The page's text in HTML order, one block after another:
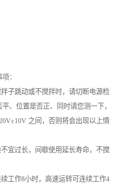
：
子跳动或不搅拌时，请切断电源检
、位置是否正、同时请您测一下，
之间，否则将会出现以上情
宜过长，间歇使用延长寿命，不搅
工作8小时，高速运转可连续工作4